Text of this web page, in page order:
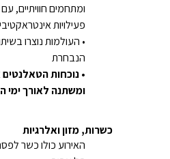
ומתחמים חוויתיים,
פעילויות
• העולמות נוצרו
הנבחרת
• נוכחות
ומשתנה לאורך ימי
כשרות, מזון ואלרגיות
האירוע כולו כשר